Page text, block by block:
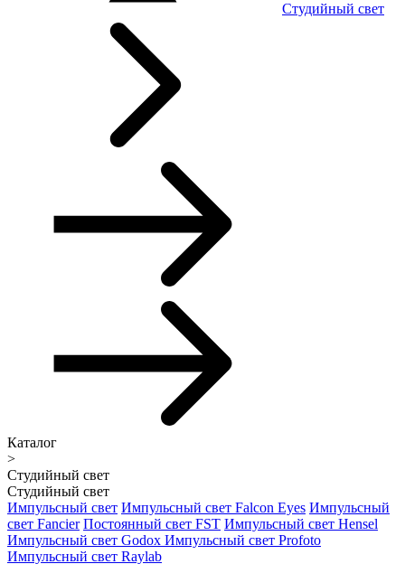
Студийный свет
Каталог
>
Студийный свет
Студийный свет
Импульсный свет Импульсный свет Falcon Eyes Импульсный
свет Fancier Постоянный свет FST Импульсный свет Hensel
Импульсный свет Godox Импульсный свет Profoto
Импульсный свет Raylab